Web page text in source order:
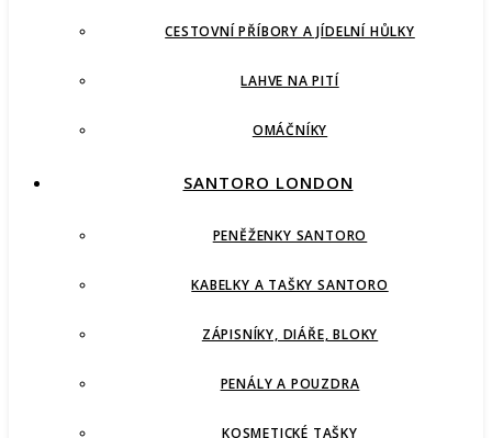
CESTOVNÍ PŘÍBORY A JÍDELNÍ HŮLKY
LAHVE NA PITÍ
OMÁČNÍKY
SANTORO LONDON
PENĚŽENKY SANTORO
KABELKY A TAŠKY SANTORO
ZÁPISNÍKY, DIÁŘE, BLOKY
PENÁLY A POUZDRA
KOSMETICKÉ TAŠKY